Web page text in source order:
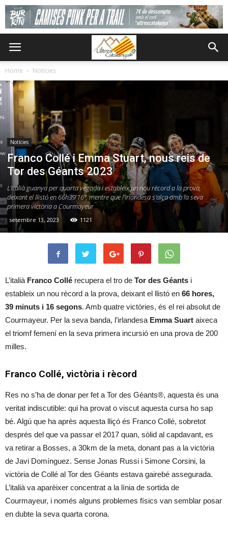
Home Notícies
Notícies
Franco Collé i Emma Stuart, nous reis de
Tor des Géants 2023
L'italià guanya per quarta vegada i estableix un nou rècord a la prova,
deixant el llistó en 66h39'16", mentre que l'irlandesa s'alça amb la seva
primera victòria a Courmayeur
setembre 13, 2023 1121
L’italià Franco Collé recupera el tro de Tor des Géants i
estableix un nou rècord a la prova, deixant el llistó en 66 hores,
39 minuts i 16 segons. Amb quatre victòries, és el rei absolut de
Courmayeur. Per la seva banda, l’irlandesa Emma Suart aixeca
el triomf femení en la seva primera incursió en una prova de 200
milles.
Franco Collé, victòria i rècord
Res no s’ha de donar per fet a Tor des Géants®, aquesta és una
veritat indiscutible: qui ha provat o viscut aquesta cursa ho sap
bé. Algú que ha après aquesta lliçó és Franco Collé, sobretot
després del que va passar el 2017 quan, sòlid al capdavant, es
va retirar a Bosses, a 30km de la meta, donant pas a la victòria
de Javi Domínguez. Sense Jonas Russi i Simone Corsini, la
victòria de Collé al Tor des Géants estava gairebé assegurada.
L’italià va aparèixer concentrat a la línia de sortida de
Courmayeur, i només alguns problemes físics van semblar posar
en dubte la seva quarta corona.